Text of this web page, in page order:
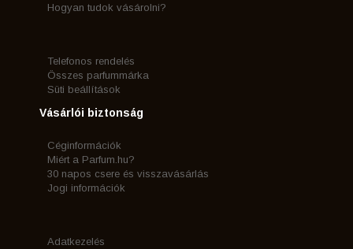
Hogyan tudok vásárolni?
Telefonos rendelés
Összes parfummárka
Süti beállítások
Vásárlói biztonság
Céginformációk
Miért a Parfum.hu?
30 napos csere és visszavásárlás
Jogi információk
Adatkezelés